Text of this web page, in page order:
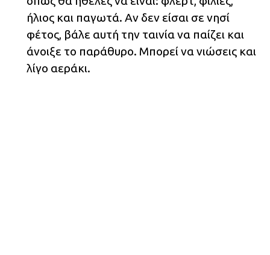
ήλιος και παγωτά. Αν δεν είσαι σε νησί
φέτος, βάλε αυτή την ταινία να παίζει και
άνοιξε το παράθυρο. Μπορεί να νιώσεις και
λίγο αεράκι.